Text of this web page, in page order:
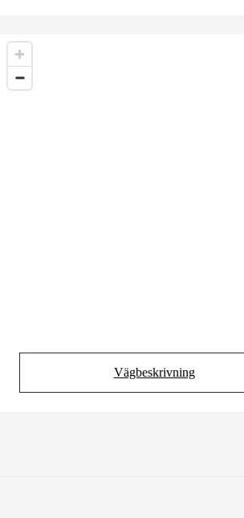
Vägbeskrivning
(Opens in new